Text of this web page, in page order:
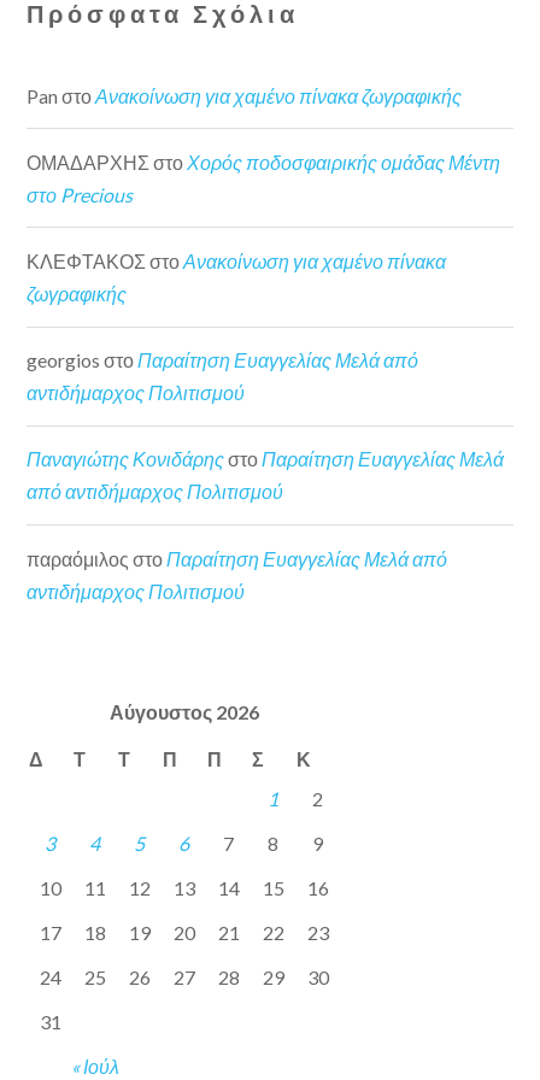
Πρόσφατα Σχόλια
Pan στοΑνακοίνωση για χαμένο πίνακα ζωγραφικής
ΟΜΑΔΑΡΧΗΣ στοΧορός ποδοσφαιρικής ομάδας Μέντη
στο Precious
ΚΛΕΦΤΑΚΟΣ στοΑνακοίνωση για χαμένο πίνακα
ζωγραφικής
georgios στοΠαραίτηση Ευαγγελίας Μελά από
αντιδήμαρχος Πολιτισμού
Παναγιώτης ΚονιδάρηςστοΠαραίτηση Ευαγγελίας Μελά
από αντιδήμαρχος Πολιτισμού
παραόμιλος στο Παραίτηση Ευαγγελίας Μελά από
αντιδήμαρχος Πολιτισμού
Αύγουστος 2026
Δ Τ Τ Π Π Σ Κ
« Ιούλ
1
2
3
4 5 6 7 8
9
10
11 12 13 14 15
16
17
18 19 20 21 22
23
24
25 26 27 28 29
30
31